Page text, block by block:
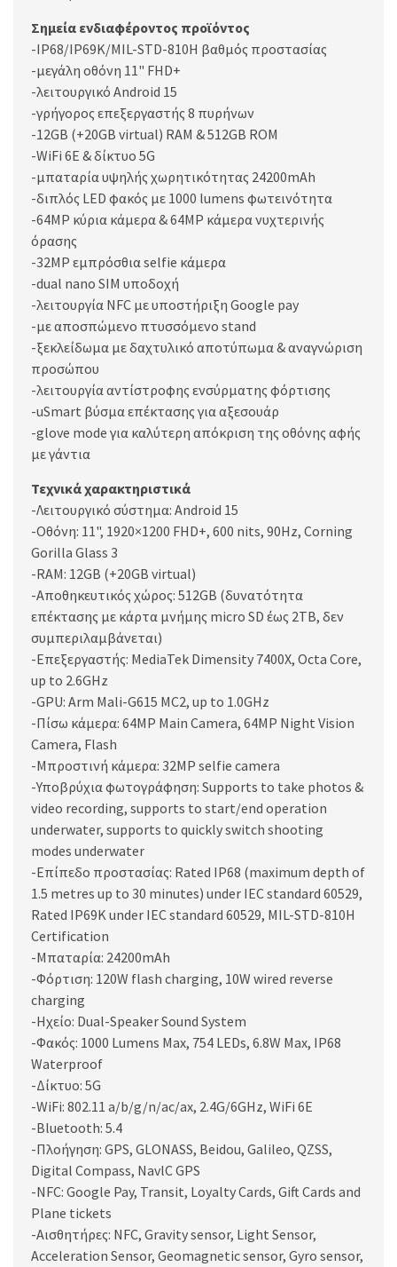
Σημεία ενδιαφέροντος προϊόντος
-IP68/IP69K/MIL-STD-810H βαθμός προστασίας
-μεγάλη οθόνη 11" FHD+
-λειτουργικό Android 15
-γρήγορος επεξεργαστής 8 πυρήνων
-12GB (+20GB virtual) RAM & 512GB ROM
-WiFi 6E & δίκτυο 5G
-μπαταρία υψηλής χωρητικότητας 24200mAh
-διπλός LED φακός με 1000 lumens φωτεινότητα
-64MP κύρια κάμερα & 64MP κάμερα νυχτερινής
όρασης
-32MP εμπρόσθια selfie κάμερα
-dual nano SIM υποδοχή
-λειτουργία NFC με υποστήριξη Google pay
-με αποσπώμενο πτυσσόμενο stand
-ξεκλείδωμα με δαχτυλικό αποτύπωμα & αναγνώριση
προσώπου
-λειτουργία αντίστροφης ενσύρματης φόρτισης
-uSmart βύσμα επέκτασης για αξεσουάρ
-glove mode για καλύτερη απόκριση της οθόνης αφής
με γάντια
Τεχνικά χαρακτηριστικά
-Λειτουργικό σύστημα: Android 15
-Οθόνη: 11", 1920×1200 FHD+, 600 nits, 90Hz, Corning
Gorilla Glass 3
-RAM: 12GB (+20GB virtual)
-Αποθηκευτικός χώρος: 512GB (δυνατότητα
επέκτασης με κάρτα μνήμης micro SD έως 2TB, δεν
συμπεριλαμβάνεται)
-Επεξεργαστής: MediaTek Dimensity 7400X, Octa Core,
up to 2.6GHz
-GPU: Arm Mali-G615 MC2, up to 1.0GHz
-Πίσω κάμερα: 64MP Main Camera, 64MP Night Vision
Camera, Flash
-Μπροστινή κάμερα: 32MP selfie camera
-Υποβρύχια φωτογράφηση: Supports to take photos &
video recording, supports to start/end operation
underwater, supports to quickly switch shooting
modes underwater
-Επίπεδο προστασίας: Rated IP68 (maximum depth of
1.5 metres up to 30 minutes) under IEC standard 60529,
Rated IP69K under IEC standard 60529, MIL-STD-810H
Certification
-Μπαταρία: 24200mAh
-Φόρτιση: 120W flash charging, 10W wired reverse
charging
-Ηχείο: Dual-Speaker Sound System
-Φακός: 1000 Lumens Max, 754 LEDs, 6.8W Max, IP68
Waterproof
-Δίκτυο: 5G
-WiFi: 802.11 a/b/g/n/ac/ax, 2.4G/6GHz, WiFi 6E
-Bluetooth: 5.4
-Πλοήγηση: GPS, GLONASS, Beidou, Galileo, QZSS,
Digital Compass, NavlC GPS
-NFC: Google Pay, Transit, Loyalty Cards, Gift Cards and
Plane tickets
-Αισθητήρες: NFC, Gravity sensor, Light Sensor,
Acceleration Sensor, Geomagnetic sensor, Gyro sensor,